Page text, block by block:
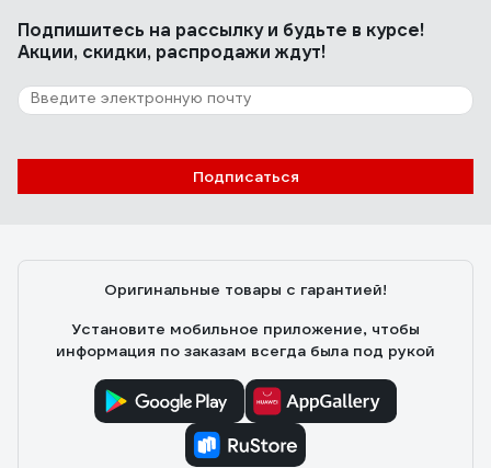
4 отзыва
Отзыв о NORGAU N2ATM
Подпишитесь на рассылкуи будьте в курсе!
Акции, скидки, распродажи ждут!
Подписаться
Оригинальные товары с гарантией!
Установите мобильное приложение, чтобы
информация по заказам всегда была под рукой